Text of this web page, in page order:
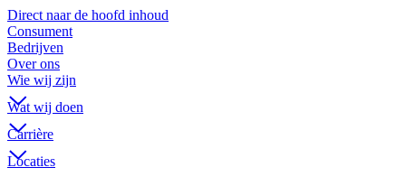
Direct naar de hoofd inhoud
Consument
Bedrijven
Over ons
Wie wij zijn
Wat wij doen
Carrière
Locaties